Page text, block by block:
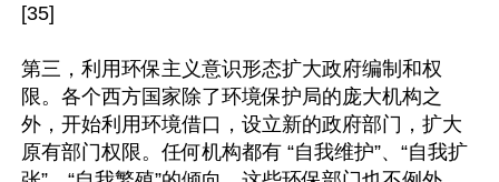
[35]
第三，利用环保主义意识形态扩大政府编制和权
限。各个西方国家除了环境保护局的庞大机构之
外，开始利用环境借口，设立新的政府部门，扩大
原有部门权限。任何机构都有 “自我维护”、“自我扩